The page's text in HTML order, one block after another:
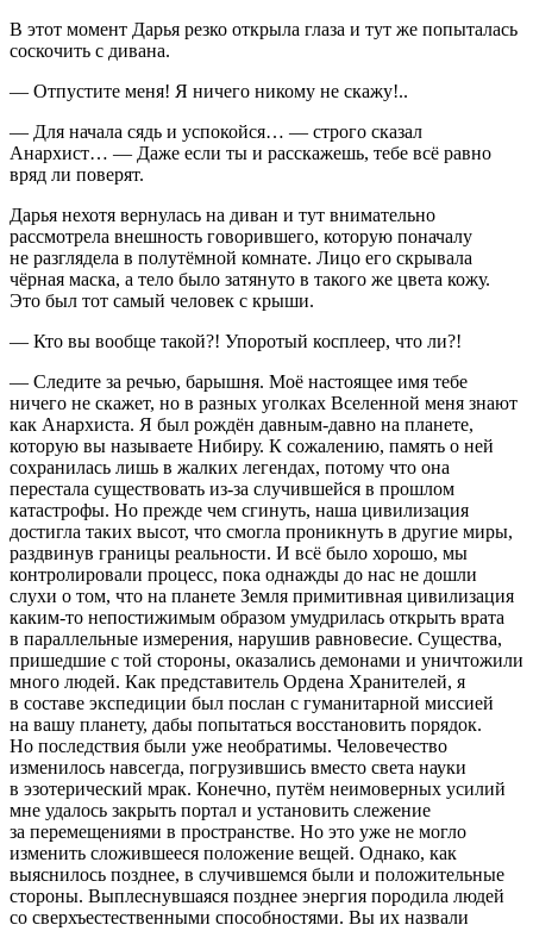
В этот момент Дарья резко открыла глаза и тут же попыталась
соскочить с дивана.
— Отпустите меня! Я ничего никому не скажу!..
— Для начала сядь и успокойся… — строго сказал
Анархист… — Даже если ты и расскажешь, тебе всё равно
вряд ли поверят.
Дарья нехотя вернулась на диван и тут внимательно
рассмотрела внешность говорившего, которую поначалу
не разглядела в полутёмной комнате. Лицо его скрывала
чёрная маска, а тело было затянуто в такого же цвета кожу.
Это был тот самый человек с крыши.
— Кто вы вообще такой?! Упоротый косплеер, что ли?!
— Следите за речью, барышня. Моё настоящее имя тебе
ничего не скажет, но в разных уголках Вселенной меня знают
как Анархиста. Я был рождён давным-давно на планете,
которую вы называете Нибиру. К сожалению, память о ней
сохранилась лишь в жалких легендах, потому что она
перестала существовать из-за случившейся в прошлом
катастрофы. Но прежде чем сгинуть, наша цивилизация
достигла таких высот, что смогла проникнуть в другие миры,
раздвинув границы реальности. И всё было хорошо, мы
контролировали процесс, пока однажды до нас не дошли
слухи о том, что на планете Земля примитивная цивилизация
каким-то непостижимым образом умудрилась открыть врата
в параллельные измерения, нарушив равновесие. Существа,
пришедшие с той стороны, оказались демонами и уничтожили
много людей. Как представитель Ордена Хранителей, я
в составе экспедиции был послан с гуманитарной миссией
на вашу планету, дабы попытаться восстановить порядок.
Но последствия были уже необратимы. Человечество
изменилось навсегда, погрузившись вместо света науки
в эзотерический мрак. Конечно, путём неимоверных усилий
мне удалось закрыть портал и установить слежение
за перемещениями в пространстве. Но это уже не могло
изменить сложившееся положение вещей. Однако, как
выяснилось позднее, в случившемся были и положительные
стороны. Выплеснувшаяся позднее энергия породила людей
со сверхъестественными способностями. Вы их назвали